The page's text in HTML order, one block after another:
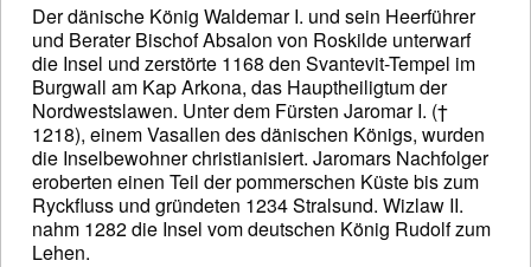
Der dänische König Waldemar I. und sein Heerführer
und Berater Bischof Absalon von Roskilde unterwarf
die Insel und zerstörte 1168 den Svantevit-Tempel im
Burgwall am Kap Arkona, das Hauptheiligtum der
Nordwestslawen. Unter dem Fürsten Jaromar I. (†
1218), einem Vasallen des dänischen Königs, wurden
die Inselbewohner christianisiert. Jaromars Nachfolger
eroberten einen Teil der pommerschen Küste bis zum
Ryckfluss und gründeten 1234 Stralsund. Wizlaw II.
nahm 1282 die Insel vom deutschen König Rudolf zum
Lehen.